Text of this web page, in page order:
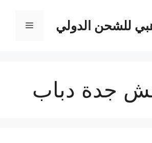
للشحن الدولي القائمة
جدة دباب